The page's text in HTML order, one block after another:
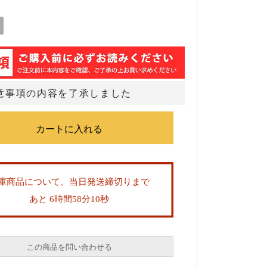
事項の内容を了承しました
商品について、当日発送締切りまで
あと 6時間58分9秒
この商品を問い合わせる